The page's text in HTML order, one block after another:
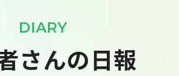
DIARY
さんの日報